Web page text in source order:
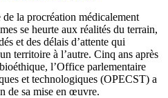
la procréation médicalement
se heurte aux réalités du terrain,
et des délais d’attente qui
territoire à l’autre. Cinq ans après
l’Office parlementaire
et technologiques (OPECST) a
de sa mise en œuvre.